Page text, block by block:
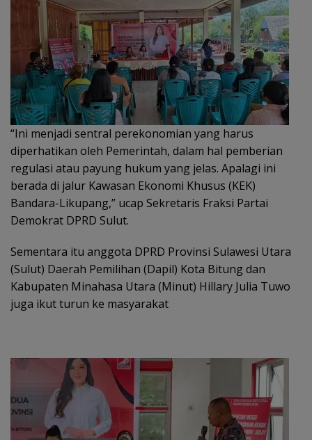
“Ini menjadi sentral perekonomian yang harus
diperhatikan oleh Pemerintah, dalam hal pemberian
regulasi atau payung hukum yang jelas. Apalagi ini
berada di jalur Kawasan Ekonomi Khusus (KEK)
Bandara-Likupang,” ucap Sekretaris Fraksi Partai
Demokrat DPRD Sulut.
Sementara itu anggota DPRD Provinsi Sulawesi Utara
(Sulut) Daerah Pemilihan (Dapil) Kota Bitung dan
Kabupaten Minahasa Utara (Minut) Hillary Julia Tuwo
juga ikut turun ke masyarakat